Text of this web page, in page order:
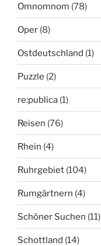
Omnomnom (78)
Oper (8)
Ostdeutschland (1)
Puzzle (2)
re:publica (1)
Reisen (76)
Rhein (4)
Ruhrgebiet (104)
Rumgärtnern (4)
Schöner Suchen (11)
Schottland (14)